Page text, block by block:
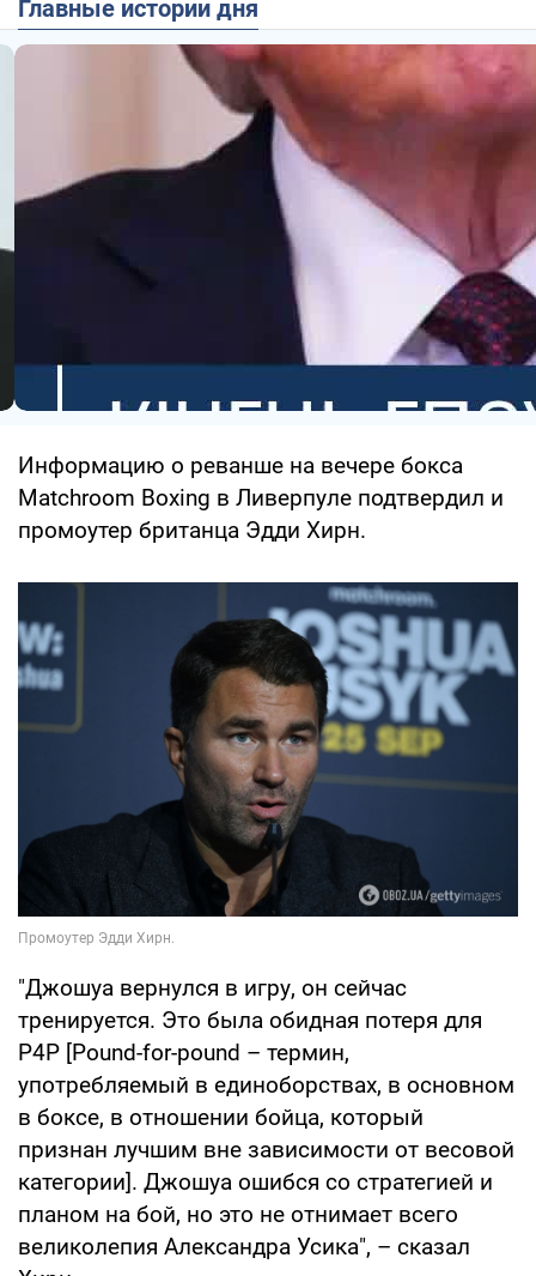
Главные истории дня
Информацию о реванше на вечере бокса
Matchroom Boxing в Ливерпуле подтвердил и
промоутер британца Эдди Хирн.
"Джошуа вернулся в игру, он сейчас
тренируется. Это была обидная потеря для
P4P [Pound-for-pound – термин,
употребляемый в единоборствах, в основном
в боксе, в отношении бойца, который
признан лучшим вне зависимости от весовой
категории]. Джошуа ошибся со стратегией и
планом на бой, но это не отнимает всего
великолепия Александра Усика", – сказал